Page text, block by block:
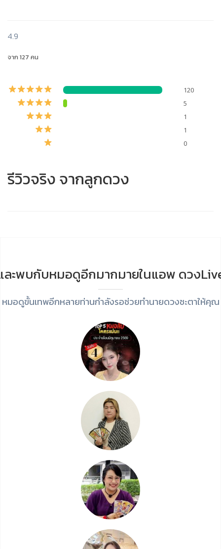
4.9
จาก 127 คน
120
5
1
1
0
รีวิวจริง จากลูกดวง
ละพบกับหมอดูอีกมากมายในแอพ ดวง
หมอดูขั้นเทพอีกหลายท่านกำลังรอช่วยทำนายดวงชะตาให้คุณ